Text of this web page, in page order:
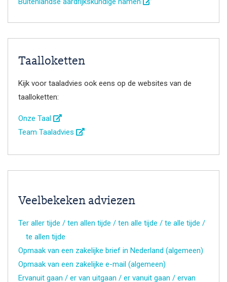
Taalloketten
Kijk voor taaladvies ook eens op de websites van de
taalloketten:
Onze Taal
Team Taaladvies
Veelbekeken adviezen
Ter aller tijde / ten allen tijde / ten alle tijde / te alle tijde /
te allen tijde
Opmaak van een zakelijke brief in Nederland (algemeen)
Opmaak van een zakelijke e-mail (algemeen)
Ervanuit gaan / er van uitgaan / er vanuit gaan / ervan